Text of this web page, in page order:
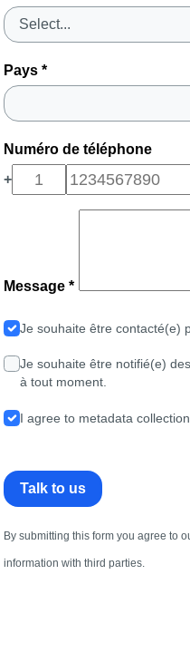
Pays *
Numéro de téléphone
+
Message *
Je souhaite être contacté(e)
Je souhaite être notifié(e)
à tout moment.
I agree to metadata collection
Talk to us
By submitting this form you agree to
information with third parties.